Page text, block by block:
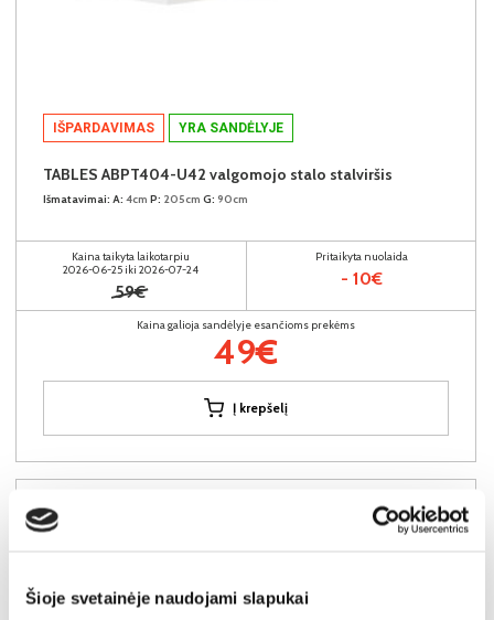
Šioje svetainėje naudojami slapukai
IŠPARDAVIMAS YRA SANDĖLYJE
TABLES ABPT404-U42 valgomojo stalo stalviršis
Išmatavimai: A: 4cm P: 205cm G: 90cm
Kaina taikyta laikotarpiu
2026-06-25 iki 2026-07-24
59€
Pritaikyta nuolaida
- 10€
Kaina galioja sandėlyje esančioms prekėms
49€
Į krepšelį